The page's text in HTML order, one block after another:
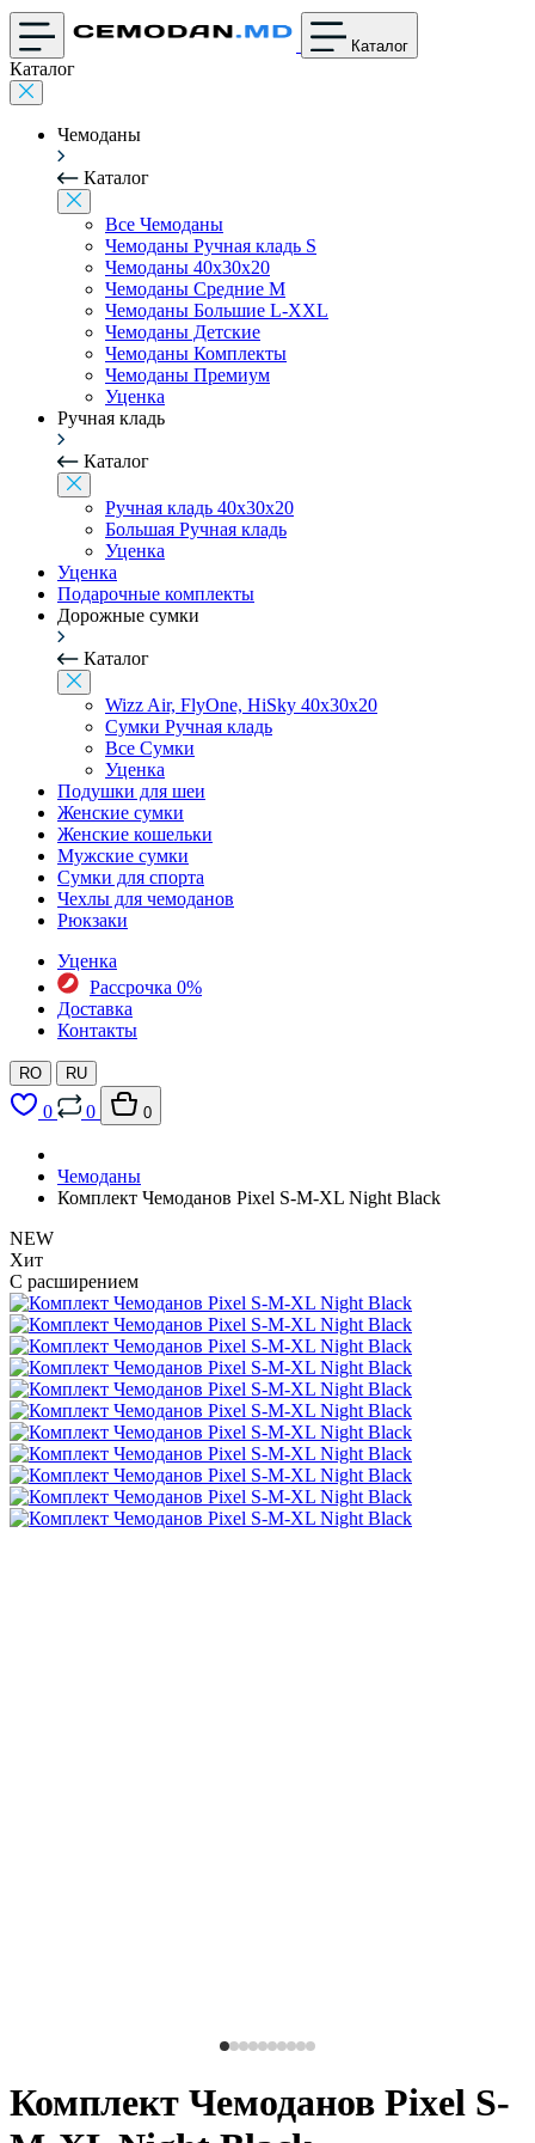
Каталог
Каталог
Чемоданы
Каталог
Все Чемоданы
Чемоданы Ручная кладь S
Чемоданы 40x30x20
Чемоданы Средние M
Чемоданы Большие L-XXL
Чемоданы Детские
Чемоданы Комплекты
Чемоданы Премиум
Уценка
Ручная кладь
Каталог
Ручная кладь 40x30x20
Большая Ручная кладь
Уценка
Уценка
Подарочные комплекты
Дорожные сумки
Каталог
Wizz Air, FlyOne, HiSky 40x30x20
Сумки Ручная кладь
Все Сумки
Уценка
Подушки для шеи
Женские сумки
Женские кошельки
Мужские сумки
Сумки для спорта
Чехлы для чемоданов
Рюкзаки
Уценка
Рассрочка 0%
Доставка
Контакты
RO RU
0 0 0
Чемоданы
Комплект Чемоданов Pixel S-M-XL Night Black
NEW
Хит
С расширением
Комплект Чемоданов Pixel S-